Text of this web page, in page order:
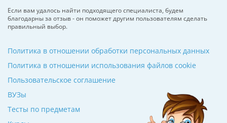
Если вам удалось найти подходящего специалиста, будем
благодарны за отзыв - он поможет другим пользователям сделать
правильный выбор.
ВУЗы
Тесты по предметам
Политика в отношении обработки персональных данных
Политика в отношении использования файлов cookie
Пользовательское соглашение